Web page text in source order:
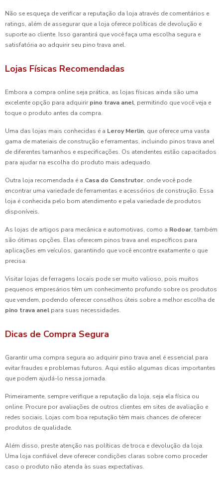
Não se esqueça de verificar a reputação da loja através de comentários e
ratings, além de assegurar que a loja oferece políticas de devolução e
suporte ao cliente. Isso garantirá que você faça uma escolha segura e
satisfatória ao adquirir seu pino trava anel.
Lojas Físicas Recomendadas
Embora a compra online seja prática, as lojas físicas ainda são uma
excelente opção para adquirir pino trava anel, permitindo que você veja e
toque o produto antes da compra.
Uma das lojas mais conhecidas é a Leroy Merlin, que oferece uma vasta
gama de materiais de construção e ferramentas, incluindo pinos trava anel
de diferentes tamanhos e especificações. Os atendentes estão capacitados
para ajudar na escolha do produto mais adequado.
Outra loja recomendada é a Casa do Construtor, onde você pode
encontrar uma variedade de ferramentas e acessórios de construção. Essa
loja é conhecida pelo bom atendimento e pela variedade de produtos
disponíveis.
As lojas de artigos para mecânica e automotivas, como a Rodoar, também
são ótimas opções. Elas oferecem pinos trava anel específicos para
aplicações em veículos, garantindo que você encontre exatamente o que
precisa.
Visitar lojas de ferragens locais pode ser muito valioso, pois muitos
pequenos empresários têm um conhecimento profundo sobre os produtos
que vendem, podendo oferecer conselhos úteis sobre a melhor escolha de
pino trava anel para suas necessidades.
Dicas de Compra Segura
Garantir uma compra segura ao adquirir pino trava anel é essencial para
evitar fraudes e problemas futuros. Aqui estão algumas dicas importantes
que podem ajudá-lo nessa jornada.
Primeiramente, sempre verifique a reputação da loja, seja ela física ou
online. Procure por avaliações de outros clientes em sites de avaliação e
redes sociais. Lojas com boa reputação têm mais chances de oferecer
produtos de qualidade.
Além disso, preste atenção nas políticas de troca e devolução da loja.
Uma loja confiável deve oferecer condições claras sobre como proceder
caso o produto não atenda às suas expectativas.